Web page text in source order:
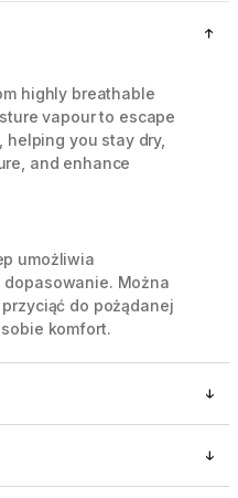
highly breathable
vapour to escape
you stay dry,
and enhance
umożliwia
dopasowanie. Można
do pożądanej
komfort.